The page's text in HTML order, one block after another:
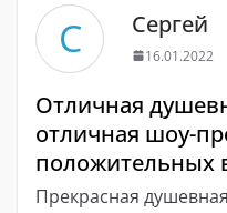
С Сергей
16.01.2022
Отличная
отличная шоу-
положительных
Прекрасная